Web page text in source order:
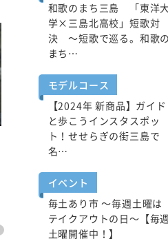
体験
絶景に癒されながらヨガ
ク】 ※ 終了しました
和歌のまち三島 「東洋大
学×三島北高校」短歌対
決 ～短歌で巡る。和歌の
まち…
モデルコース
【2024年 新商品】ガイド
と歩こうインスタスポッ
ト！せせらぎの街三島で
名…
イベント
毎土あり市 ～毎週土曜は
テイクアウトの日～【毎週
土曜開催中！】